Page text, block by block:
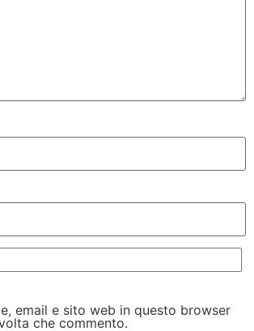
email e sito web in questo browser
che commento.